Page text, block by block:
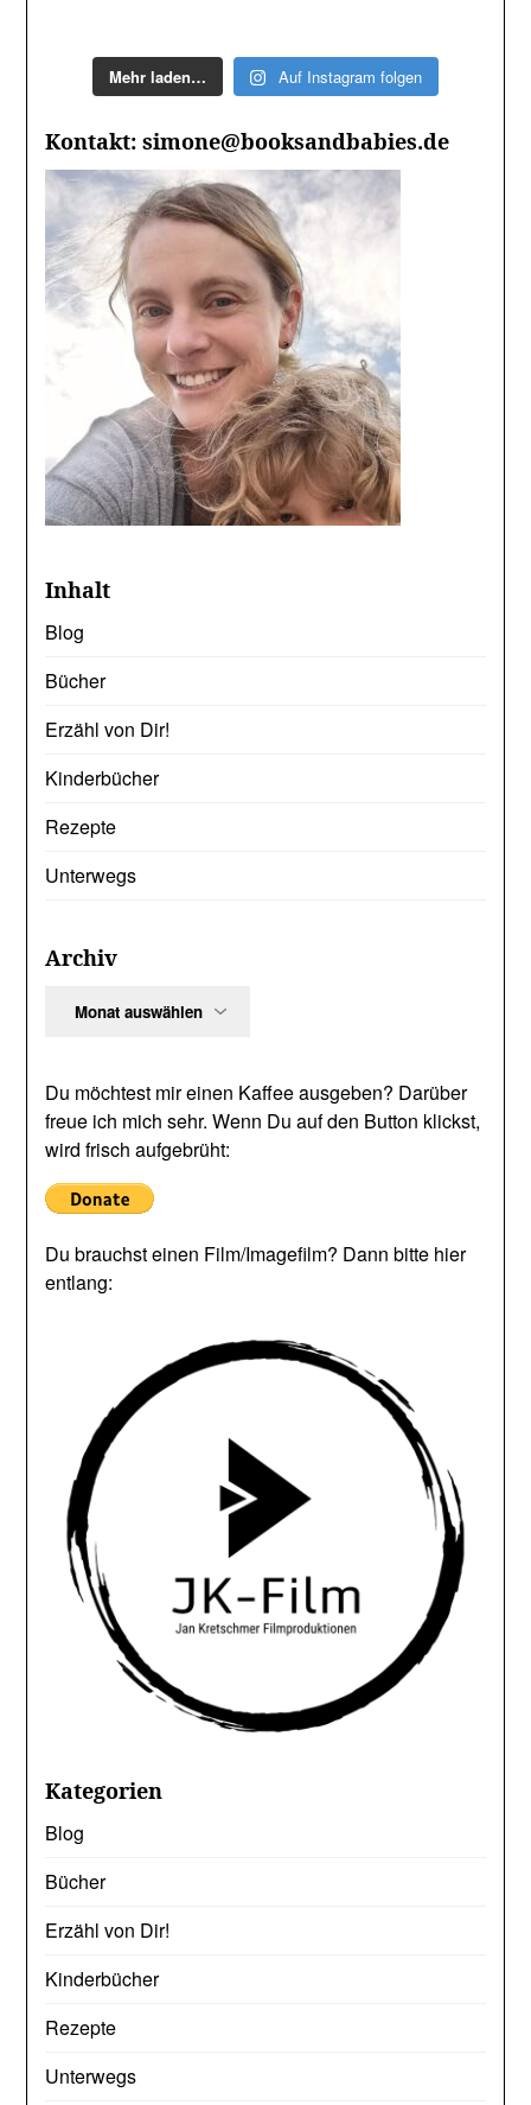
Mehr laden… Auf Instagram folgen
Kontakt: simone@booksandbabies.de
Inhalt
Blog
Bücher
Erzähl von Dir!
Kinderbücher
Rezepte
Unterwegs
Archiv
Du möchtest mir einen Kaffee ausgeben? Darüber
freue ich mich sehr. Wenn Du auf den Button klickst,
wird frisch aufgebrüht:
Du brauchst einen Film/Imagefilm? Dann bitte hier
entlang:
Kategorien
Blog
Bücher
Erzähl von Dir!
Kinderbücher
Rezepte
Unterwegs